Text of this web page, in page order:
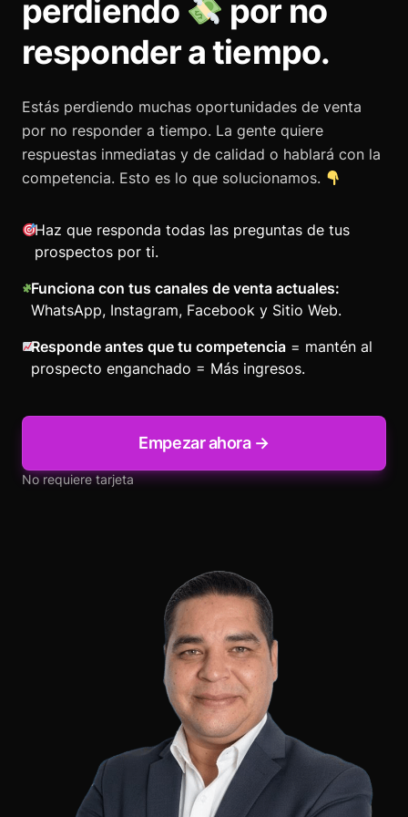
perdiendo
por no
responder a tiempo.
Estás perdiendo muchas oportunidades de venta
por no responder a tiempo. La gente quiere
respuestas inmediatas y de calidad o hablará con la
competencia. Esto es lo que solucionamos.
Haz que responda todas las preguntas de tus
prospectos por ti.
Funciona con tus canales de venta actuales:
WhatsApp, Instagram, Facebook y Sitio Web.
Responde antes que tu competencia = mantén al
prospecto enganchado = Más ingresos.
Empezar ahora →
No requiere tarjeta